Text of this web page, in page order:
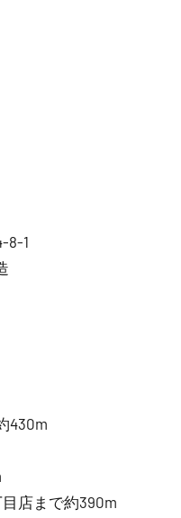
8-1
430m
店まで約390m